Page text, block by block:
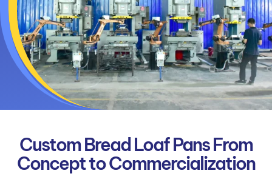
Custom Bread Loaf Pans From
Concept to Commercialization